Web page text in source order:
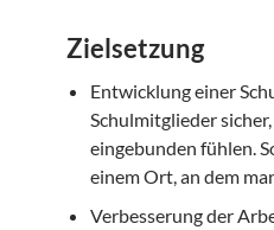
Zielsetzung
Entwicklung einer
Schulmitglieder
eingebunden fühlen.
einem Ort, an dem
Verbesserung der